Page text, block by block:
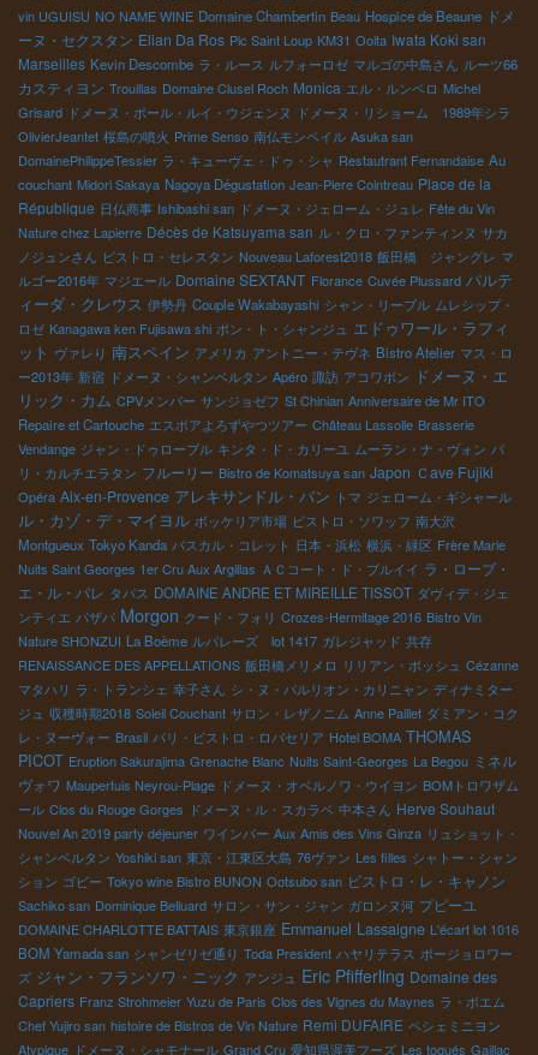
vin UGUISU NO NAME WINE Domaine Chambertin Beau Hospice de Beaune ドメ
ーヌ・セクスタン Elian Da Ros Pic Saint Loup KM31 Ooita Iwata Koki san
Marseilles Kevin Descombe ラ・ルース ルフォーロゼ マルゴの中島さん ルーツ66
カスティヨン Trouillas Domaine Clusel Roch Monica エル・ルンベロ Michel
Grisard ドメーヌ・ポール・ルイ・ウジェンヌ
ドメーヌ・リショーム 1989年シラ
OlivierJeantet 桜島の噴火 Prime Senso 南仏モンペイル Asuka san
DomainePhilippeTessier ラ・キューヴェ・ドゥ・シャ Restautrant Fernandaise Au
couchant Midori Sakaya Nagoya Dégustation Jean-Piere Cointreau Place de la
République 日仏商事 Ishibashi san ドメーヌ・ジェローム・ジュレ Fête du Vin
Nature chez Lapierre Décès de Katsuyama san ル・クロ・ファンティンヌ サカ
ノジュンさん ビストロ・セレスタン Nouveau Laforest2018 飯田橋 ジャングレ マ
ルゴー2016年 マジエール Domaine SEXTANT Florance Cuvée Plussard パルテ
ィーダ・クレウス 伊勢丹 Couple Wakabayashi シャン・リーブル ムレシップ・
ロゼ Kanagawa ken Fujisawa shi ポン・ト・シャンジュ エドゥワール・ラフィ
ット ヴァレり 南スペイン アメリカ アントニー・テヴネ Bistro Atelier マス・ロ
ー2013年 新宿 ドメーヌ・シャンベルタン Apéro 諏訪 アコワボン ドメーヌ・エ
リック・カム CPVメンバー サンジョゼフ St Chinian Anniversaire de Mr ITO
Repaire et Cartouche エスポアよろずやつツアー Château Lassolle Brasserie
Vendange ジャン・ドゥローブル キンタ・ド・カリーユ ムーラン・ナ・ヴォン パ
リ・カルチエラタン フルーリー Bistro de Komatsuya san Japon Ｃave Fujiki
Opéra Aix-en-Provence アレキサンドル・バン トマ ジェローム・ギシャール
ル・カゾ・デ・マイヨル ボッケリア市場 ビストロ・ソワッフ 南大沢
Montgueux Tokyo Kanda パスカル・コレット 日本・浜松 横浜・緑区 Frère Marie
Nuits Saint Georges 1er Cru Aux Argillas ＡＣコート・ド・ブルイイ ラ・ローブ・
エ・ル・パレ タパス DOMAINE ANDRE ET MIREILLE TISSOT ダヴィデ・ジェ
ンティエ パザパ Morgon クード・フォリ Crozes-Hermitage 2016 Bistro Vin
Nature SHONZUI La Boème ルバレーズ lot 1417 ガレジャッド 共存
RENAISSANCE DES APPELLATIONS 飯田橋メリメロ リリアン・ボッシュ Cézanne
マタハリ ラ・トランシェ 幸子さん シ・ヌ・パルリオン・カリニャン ディナミター
ジュ 収穫時期2018 Soleil Couchant サロン・レザノニム Anne Paillet ダミアン・コク
レ・ヌーヴォー Brasil パリ・ビストロ・ロバセリア Hotel BOMA THOMAS
PICOT Eruption Sakurajima Grenache Blanc Nuits Saint-Georges La Begou ミネル
ヴォワ Maupertuis Neyrou-Plage ドメーヌ・オベルノワ・ウイヨン BOMトロワザム
ール Clos du Rouge Gorges ドメーヌ・ル・スカラベ 中本さん Herve Souhaut
Nouvel An 2019 party déjeuner ワインバー Aux Amis des Vins Ginza リュショット・
シャンベルタン Yoshiki san 東京・江東区大島 76ヴァン Les filles シャトー・シャン
ション ゴビー Tokyo wine Bistro BUNON Ootsubo san ビストロ・レ・キャノン
Sachiko san Dominique Belluard サロン・サン・ジャン ガロンヌ河 プピーユ
DOMAINE CHARLOTTE BATTAIS 東京銀座 Emmanuel Lassaigne L'écart lot 1016
BOM Yamada san シャンゼリゼ通り Toda President ハヤリテラス ボージョロワー
ズ ジャン・フランソワ・ニック アンジュ Eric Pfifferling Domaine des
Capriers Franz Strohmeier Yuzu de Paris Clos des Vignes du Maynes ラ・ボエム
Chef Yujiro san histoire de Bistros de Vin Nature Remi DUFAIRE ペシェミニヨン
Atypique ドメーヌ・シャモナール Grand Cru 愛知県渥美フーズ Les toqués Gaillac